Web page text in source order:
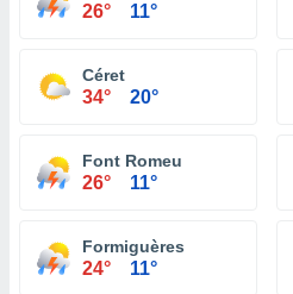
26° 11°
Céret
34° 20°
Font Romeu
26° 11°
Formiguères
24° 11°